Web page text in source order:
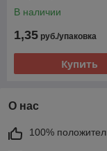
В наличии
1,35 руб./упаковка
Купить
О нас
100%